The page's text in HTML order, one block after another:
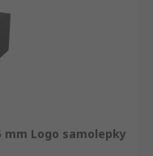
mm Logo samolepky